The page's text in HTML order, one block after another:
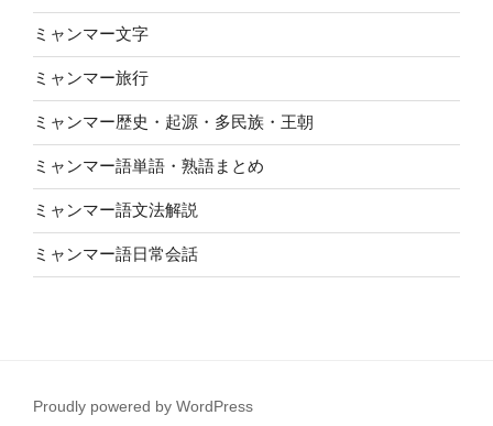
ミャンマー文字
ミャンマー旅行
ミャンマー歴史・起源・多民族・王朝
ミャンマー語単語・熟語まとめ
ミャンマー語文法解説
ミャンマー語日常会話
Proudly powered by WordPress